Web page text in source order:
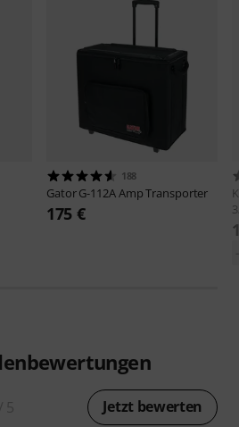
188
GatorG-112A Amp Transporter
175 €
Jetzt bewerten